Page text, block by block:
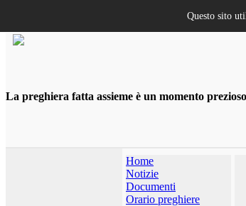
La preghiera fatta assieme è un momento
Home
Notizie
Documenti
Orario preghiere
Questo sito